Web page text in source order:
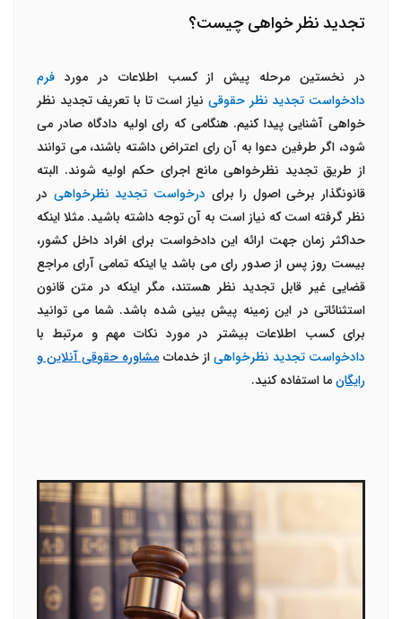
تجدید نظر خواهی چیست؟
در نخستین مرحله پیش از کسب اطلاعات در مورد فرم
دادخواست تجدید نظر حقوقی نیاز است تا با تعریف تجدید نظر
خواهی آشنایی پیدا کنیم. هنگامی که رای اولیه دادگاه صادر می
شود، اگر طرفین دعوا به آن رای اعتراض داشته باشند، می توانند
از طریق تجدید نظرخواهی مانع اجرای حکم اولیه شوند. البته
قانونگذار برخی اصول را برای درخواست تجدید نظرخواهی در
نظر گرفته است که نیاز است به آن توجه داشته باشید. مثلا اینکه
حداکثر زمان جهت ارائه این دادخواست برای افراد داخل کشور،
بیست روز پس از صدور رای می باشد یا اینکه تمامی آرای مراجع
قضایی غیر قابل تجدید نظر هستند، مگر اینکه در متن قانون
استثنائاتی در این زمینه پیش بینی شده باشد. شما می توانید
برای کسب اطلاعات بیشتر در مورد نکات مهم و مرتبط با
دادخواست تجدید نظرخواهیاز خدماتمشاوره حقوقی آنلاین و
رایگانما استفاده کنید.